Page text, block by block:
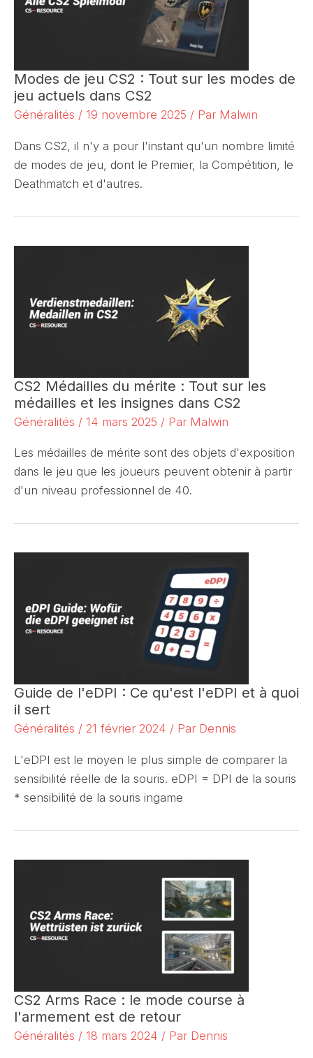
Modes de jeu CS2 : Tout sur les modes de
jeu actuels dans CS2
Généralités / 19 novembre 2025 / Par Malwin
Dans CS2, il n'y a pour l'instant qu'un nombre limité
de modes de jeu, dont le Premier, la Compétition, le
Deathmatch et d'autres.
CS2 Médailles du mérite : Tout sur les
médailles et les insignes dans CS2
Généralités / 14 mars 2025 / Par Malwin
Les médailles de mérite sont des objets d'exposition
dans le jeu que les joueurs peuvent obtenir à partir
d'un niveau professionnel de 40.
Guide de l'eDPI : Ce qu'est l'eDPI et à quoi
il sert
Généralités / 21 février 2024 / Par Dennis
L'eDPI est le moyen le plus simple de comparer la
sensibilité réelle de la souris. eDPI = DPI de la souris
* sensibilité de la souris ingame
CS2 Arms Race : le mode course à
l'armement est de retour
Généralités / 18 mars 2024 / Par Dennis